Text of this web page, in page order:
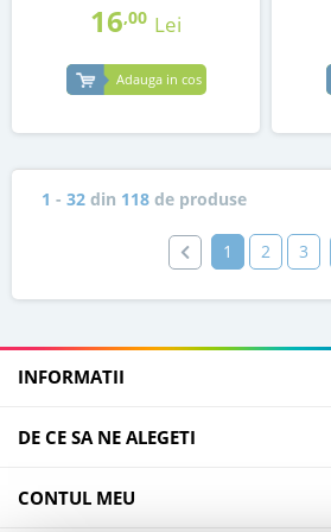
16,00 Lei
Adauga in cos
1 - 32 din 118 de produse
1 2 3
INFORMATII
DE CE SA NE ALEGETI
CONTUL MEU